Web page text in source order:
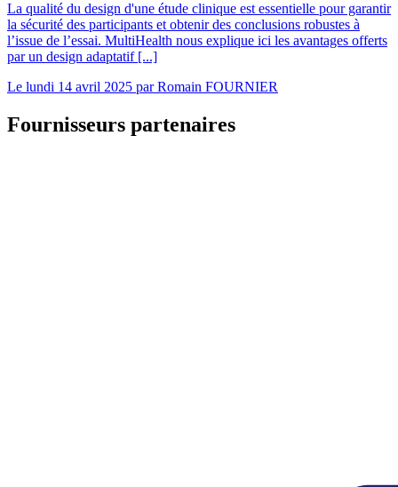
La qualité du design d'une étude clinique est essentielle pour garantir
la sécurité des participants et obtenir des conclusions robustes à
l’issue de l’essai. MultiHealth nous explique ici les avantages offerts
par un design adaptatif [...]
Le lundi 14 avril 2025 parRomain FOURNIER
Fournisseurs partenaires